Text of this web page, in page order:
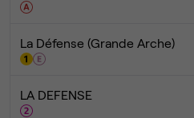
La Défense (Grande Arche)
LA DEFENSE